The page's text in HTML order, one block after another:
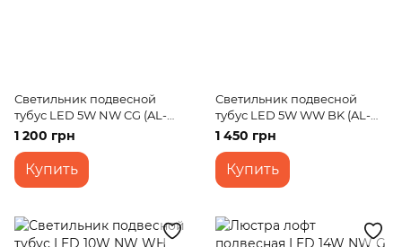
Светильник подвесной
тубус LED 5W NW CG (AL-
704S/1)
1 200 грн
Купить
Светильник подвесной
тубус LED 5W WW BK (AL-
702S/1)
1 450 грн
Купить